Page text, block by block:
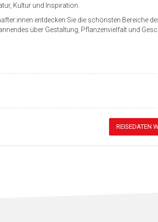
Kultur und Inspiration.
entdecken Sie die schönsten Bereiche
über Gestaltung, Pflanzenvielfalt und
REISEDATEN